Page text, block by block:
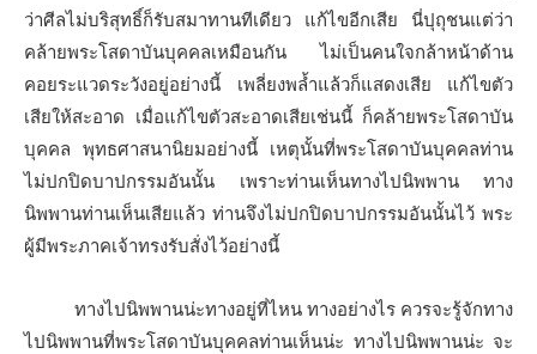
ว่าศีลไม่บริสุทธิ์ก็รับสมาทานทีเดียว แก้ไขอีกเสีย นี่ปุถุชนแต่ว่า
คล้ายพระโสดาบันบุคคลเหมือนกัน ไม่เป็นคนใจกล้าหน้าด้าน
คอยระแวดระวังอยู่อย่างนี้ เพลี่ยงพล้ำแล้วก็แสดงเสีย แก้ไขตัว
เสียให้สะอาด เมื่อแก้ไขตัวสะอาดเสียเช่นนี้ ก็คล้ายพระโสดาบัน
บุคคล พุทธศาสนานิยมอย่างนี้ เหตุนั้นที่พระโสดาบันบุคคลท่าน
ไม่ปกปิดบาปกรรมอันนั้น เพราะท่านเห็นทางไปนิพพาน ทาง
นิพพานท่านเห็นเสียแล้ว ท่านจึงไม่ปกปิดบาปกรรมอันนั้นไว้ พระ
ผู้มีพระภาคเจ้าทรงรับสั่งไว้อย่างนี้
ทางไปนิพพานน่ะทางอยู่ที่ไหน ทางอย่างไร ควรจะรู้จักทาง
ไปนิพพานที่พระโสดาบันบุคคลท่านเห็นน่ะ ทางไปนิพพานน่ะ จะ